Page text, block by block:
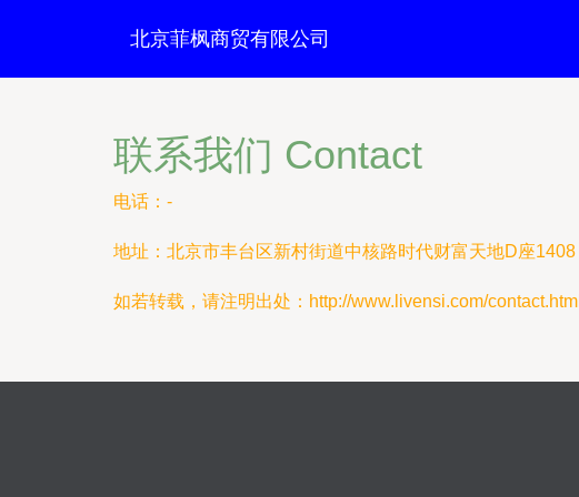
北京菲枫商贸有限公司
联系我们 Contact
电话：-
地址：北京市丰台区新村街道中核路时代财富天地D座1408
如若转载，请注明出处：http://www.livensi.com/contact.html